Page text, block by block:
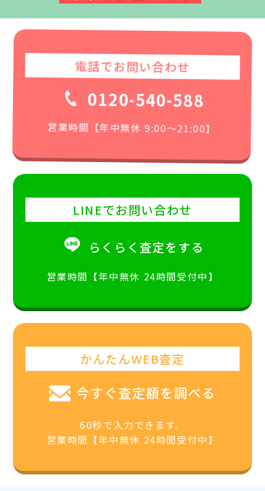
電話でお問い合わせ
0120-540-588
営業時間【年中無休 9:00〜21:00】
LINEでお問い合わせ
らくらく査定をする
営業時間【年中無休 24時間受付中】
かんたんWEB査定
今すぐ査定額を調べる
60秒で入力できます。
営業時間【年中無休 24時間受付中】